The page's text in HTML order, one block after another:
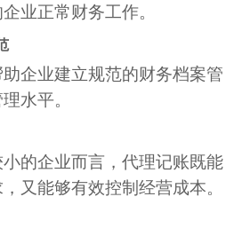
业正常财务工作。
企业建立规范的财务档案管
水平。
的企业而言，代理记账既能
又能够有效控制经营成本。